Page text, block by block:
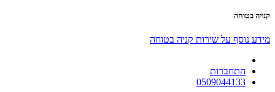
קנייה בטוחה
מידע נוסף על שירות קניה בטוחה
התחברות
0509044133